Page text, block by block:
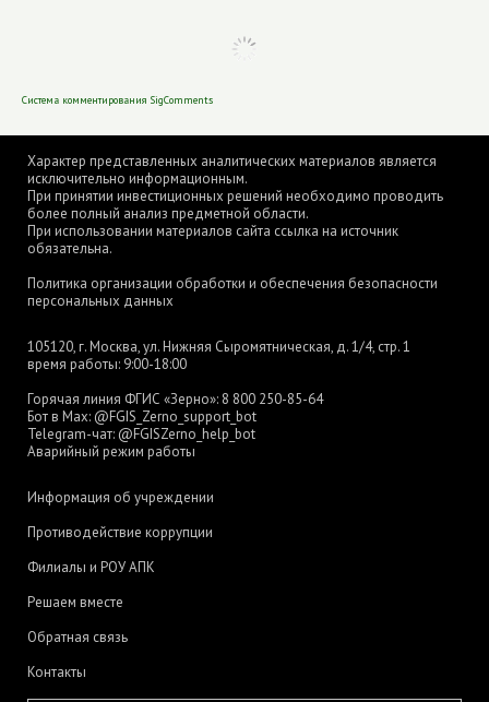
Система комментирования SigComments
Характер представленных аналитических материалов является
исключительно информационным.
При принятии инвестиционных решений необходимо проводить
более полный анализ предметной области.
При использовании материалов сайта ссылка на источник
обязательна.
Политика организации обработки и обеспечения безопасности
персональных данных
105120, г. Москва, ул. Нижняя Сыромятническая, д. 1/4, стр. 1
время работы: 9:00-18:00
Горячая линия ФГИС «Зерно»: 8 800 250-85-64
Бот в Max: @FGIS_Zerno_support_bot
Telegram-чат: @FGISZerno_help_bot
Аварийный режим работы
Информация об учреждении
Противодействие коррупции
Филиалы и РОУ АПК
Решаем вместе
Обратная связь
Контакты